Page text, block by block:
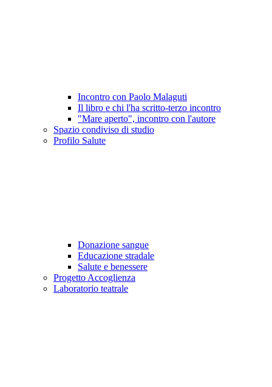
Incontro con Paolo Malaguti
Il libro e chi l'ha scritto-terzo incontro
"Mare aperto", incontro con l'autore
Spazio condiviso di studio
Profilo Salute
Donazione sangue
Educazione stradale
Salute e benessere
Progetto Accoglienza
Laboratorio teatrale